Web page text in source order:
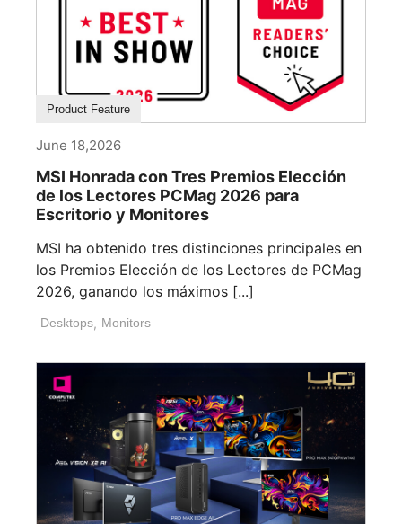
Product Feature
June 18,2026
MSI Honrada con Tres Premios Elección
de los Lectores PCMag 2026 para
Escritorio y Monitores
MSI ha obtenido tres distinciones principales en
los Premios Elección de los Lectores de PCMag
2026, ganando los máximos [...]
Desktops, Monitors